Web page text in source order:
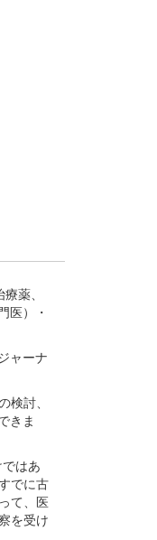
薬、
医）・
ャーナ
討、
きま
はあ
でに古
て、医
を受け